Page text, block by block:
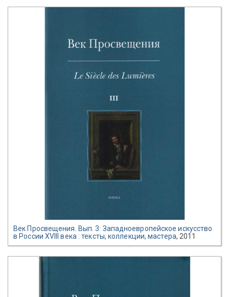
Век Просвещения. Вып. 3: Западноевропейское искусство
в России XVIII века : тексты, коллекции, мастера, 2011